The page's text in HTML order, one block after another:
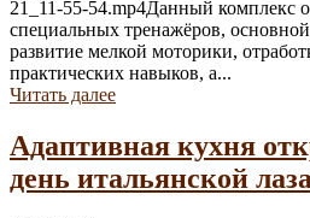
21_11-55-54.mp4Данный комплекс
специальных тренажёров, основной
развитие мелкой моторики,
практических навыков, а...
Читать далее
Адаптивная кухня
день итальянской